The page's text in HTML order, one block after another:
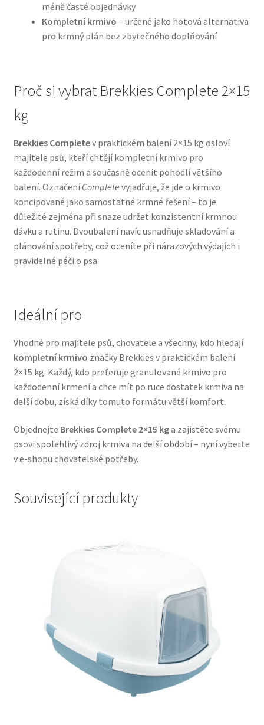
Hračky pro psy
Oblečky pro psy
Pamlsky pro psy
Pelíšky pro psy
Ortopedické pelíšky
Přepravky pro psy
Purizon pro psy — Vysoký obsah masa, bez obilovin
Vodítka a obojky
Wolf of Wilderness
méně časté objednávky
Kompletní krmivo – určené jako hotová alternativa
pro krmný plán bez zbytečného doplňování
Proč si vybrat Brekkies Complete 2×15
kg
Brekkies Completev praktickém balení 2×15 kg osloví
majitele psů, kteří chtějí kompletní krmivo pro
každodenní režim a současně ocenit pohodlí většího
balení. OznačeníComplete vyjadřuje, že jde o krmivo
koncipované jako samostatné krmné řešení – to je
důležité zejména při snaze udržet konzistentní krmnou
dávku a rutinu. Dvoubalení navíc usnadňuje skladování a
plánování spotřeby, což oceníte při nárazových výdajích i
pravidelné péči o psa.
Ideální pro
Vhodné pro majitele psů, chovatele a všechny, kdo hledají
kompletní krmivo značky Brekkies v praktickém balení
2×15 kg. Každý, kdo preferuje granulované krmivo pro
každodenní krmení a chce mít po ruce dostatek krmiva na
delší dobu, získá díky tomuto formátu větší komfort.
Objednejte Brekkies Complete 2×15 kga zajistěte svému
psovi spolehlivý zdroj krmiva na delší období – nyní vyberte
v e-shopu chovatelské potřeby.
Související produkty